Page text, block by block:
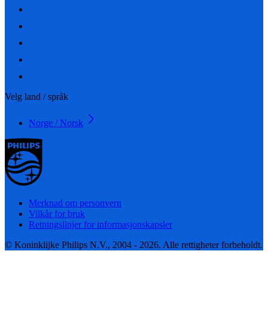
Velg land / språk
Norge / Norsk
Merknad om personvern
Vilkår for bruk
Retningslinjer for informasjonskapsler
© Koninklijke Philips N.V., 2004 - 2026. Alle rettigheter forbeholdt.